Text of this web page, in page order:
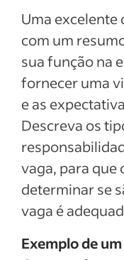
Uma excelente
com um
sua função na
fornecer uma
e as
Descreva os
vaga, para que
determinar se
vaga é
Exemplo de